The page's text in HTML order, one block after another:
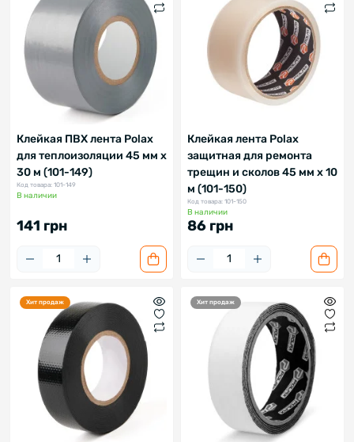
Клейкая ПВХ лента Polax
для теплоизоляции 45 мм х
30 м (101-149)
Код товара: 101-149
В наличии
141 грн
Клейкая лента Polax
защитная для ремонта
трещин и сколов 45 мм х 10
м (101-150)
Код товара: 101-150
В наличии
86 грн
Хит продаж Хит продаж